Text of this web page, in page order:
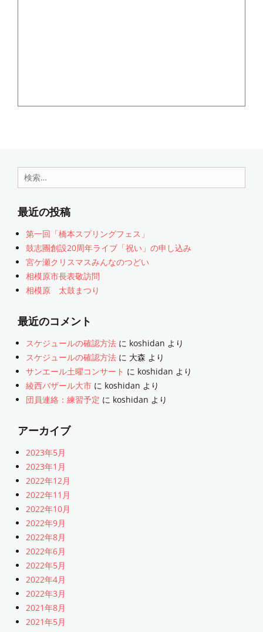
検
索:
最近の投稿
第一回「橋本スプリングフェス」
鼓志團創設20周年ライブ「祝い」の申し込み
宮ケ瀬クリスマスみんなのつどい
相模原市長表敬訪問
相模原 太鼓まつり
最近のコメント
スケジュールの確認方法 に koshidan より
スケジュールの確認方法 に 大森 より
サンエール土曜コンサート に koshidan より
綾西バザール大市 に koshidan より
団員連絡：練習予定 に koshidan より
アーカイブ
2023年5月
2023年1月
2022年12月
2022年11月
2022年10月
2022年9月
2022年8月
2022年6月
2022年5月
2022年4月
2022年3月
2021年8月
2021年5月